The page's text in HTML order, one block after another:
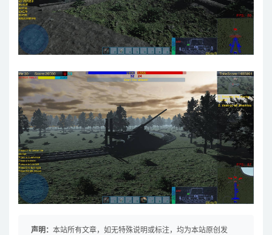
声明： 本站所有文章，如无特殊说明或标注，均为本站原创发